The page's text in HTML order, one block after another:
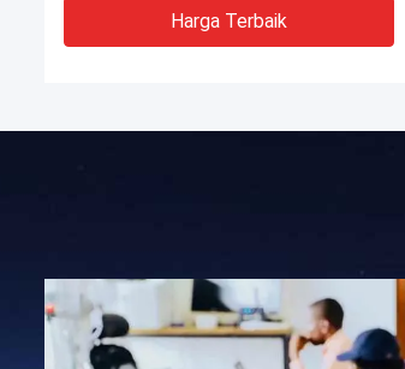
Harga Terbaik